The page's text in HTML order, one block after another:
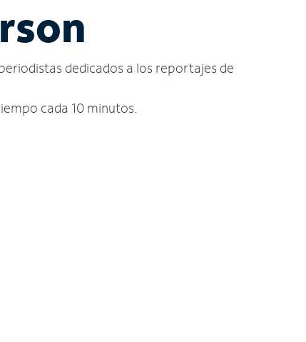
dedicados a los reportajes de
cada 10 minutos.